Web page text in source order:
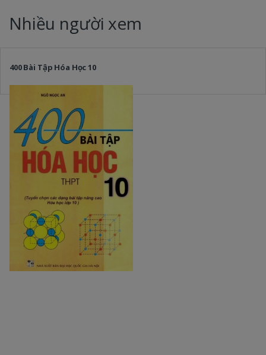
Nhiều người xem
400 Bài Tập Hóa Học 10